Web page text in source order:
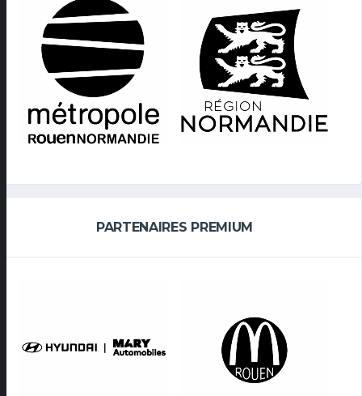
PARTENAIRES PREMIUM